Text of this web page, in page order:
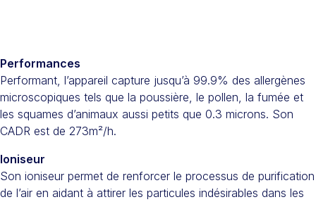
Performances
Performant, l’appareil capture jusqu’à 99.9% des allergènes
microscopiques tels que la poussière, le pollen, la fumée et
les squames d’animaux aussi petits que 0.3 microns. Son
CADR est de 273m²/h.
Ioniseur
Son ioniseur permet de renforcer le processus de purification
de l’air en aidant à attirer les particules indésirables dans les